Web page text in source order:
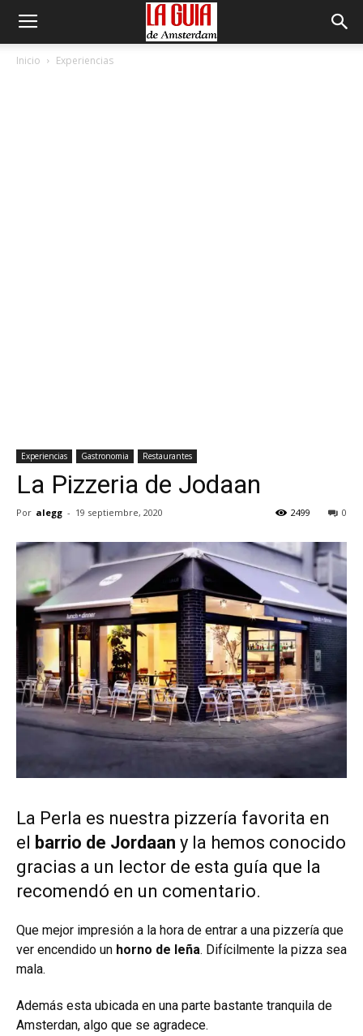
Inicio Experiencias
Experiencias Gastronomia Restaurantes
La Pizzeria de Jodaan
Por alegg - 19 septiembre, 2020 0
2499
La Perla es nuestra pizzería favorita en
el barrio de Jordaan y la hemos conocido
gracias a un lector de esta guía que la
recomendó en un comentario.
Que mejor impresión a la hora de entrar a una pizzería que
ver encendido un horno de leña. Difícilmente la pizza sea
mala.
Además esta ubicada en una parte bastante tranquila de
Amsterdan, algo que se agradece.